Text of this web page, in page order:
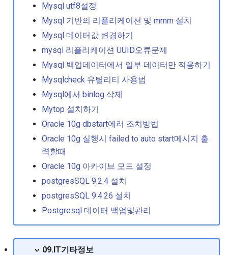
Yum changelog 사용하기
Yum update 주소 변경하기
Yum update시 커널빼고 업
디스크 badblock 확인방법
디폴트 에디터 변경
리눅스 메모리 반환
1
2
Mysql utf8설정
Mysql 기반의 리플리케이션 및 mmm 설치
Mysql 데이터값 변경하기
mysql 리플리케이션 UUID오류문제
Mysql 백업데이터에서 일부 데이터만 적용하기
Mysqlcheck 유틸리티 사용법
Mysql에서 binlog 삭제
Mytop 설치하기
Oracle 10g dbstart에러 조치방법
Oracle 10g 실행시 failed to auto start메시지 출
력할때
Oracle 10g 아카이브 모드 설정
postgresSQL 9.2.4 설치
postgresSQL 9.4.26 설치
Postgresql 데이터 백업및관리
09.IT기타정보